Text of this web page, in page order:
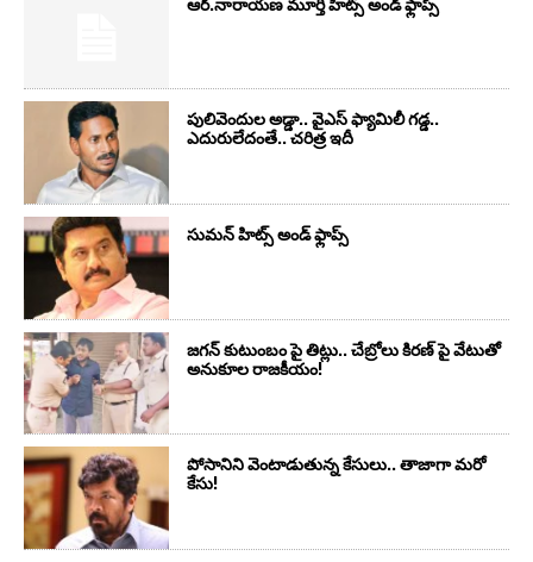
ఆర్‌.నారాయ‌ణ మూర్తి హిట్స్ అండ్ ఫ్లాప్స్‌
పులివెందుల అడ్డా.. వైఎస్ ఫ్యామిలీ గడ్డ..
ఎదురులేదంతే.. చరిత్ర ఇదీ
సుమ‌న్ హిట్స్ అండ్ ఫ్లాప్స్‌
జగన్ కుటుంబం పై తిట్లు.. చేబ్రోలు కిరణ్ పై వేటుతో
అనుకూల రాజకీయం!
పోసానిని వెంటాడుతున్న కేసులు.. తాజాగా మరో
కేసు!